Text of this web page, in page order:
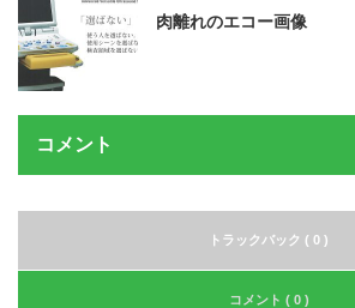
肉離れのエコー画像
コメント
トラックバック ( 0 )
コメント ( 0 )